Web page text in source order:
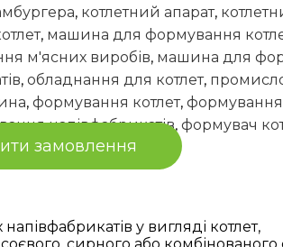
, котлетний апарат,
, машина для формування
м'ясних виробів, машина для
, обладнання для котлет,
, формування котлет,
напівфабрикатів, формувач
замовлення
у вигляді котлет,